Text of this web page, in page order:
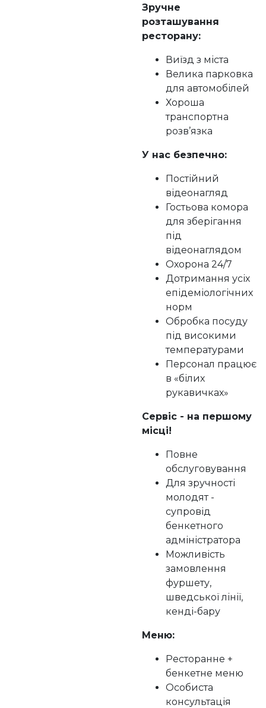
Зручне
розташування
ресторану:
Виїзд з міста
Велика парковка
для автомобілей
Хороша
транспортна
розв’язка
У нас безпечно:
Постійний
відеонагляд
Гостьова комора
для зберігання
під
відеонаглядом
Охорона 24/7
Дотримання усіх
епідеміологічних
норм
Обробка посуду
під високими
температурами
Персонал працює
в «білих
рукавичках»
Сервіс - на першому
місці!
Повне
обслуговування
Для зручності
молодят -
супровід
бенкетного
адміністратора
Можливість
замовлення
фуршету,
шведської лінії,
кенді-бару
Меню:
Ресторанне +
бенкетне меню
Особиста
консультація